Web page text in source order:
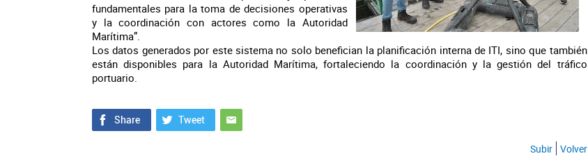
fundamentales para la toma de decisiones operativas
y la coordinación con actores como la Autoridad
Marítima”.
Los datos generados por este sistema no solo benefician la planificación interna de ITI, sino que también
están disponibles para la Autoridad Marítima, fortaleciendo la coordinación y la gestión del tráfico
portuario.
Subir Volver